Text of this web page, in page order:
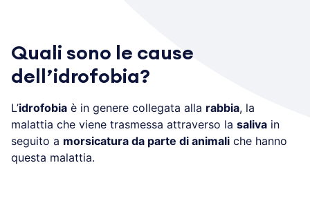
Quali sono le cause
dell’idrofobia?
L’idrofobia è in genere collegata alla rabbia, la
malattia che viene trasmessa attraverso la saliva in
seguito a morsicatura da parte di animali che hanno
questa malattia.